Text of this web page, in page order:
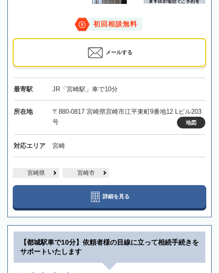
初回相談無料
メールする
最寄駅 JR「宮崎駅」車で10分
所在地
〒880-0817 宮崎県宮崎市江平東町9番地12 Lビル203
号
地図
対応エリア 宮崎
宮崎県 宮崎市
詳細を見る
【都城駅車で10分】依頼者様の目線に立って相続手続きを
サポートいたします